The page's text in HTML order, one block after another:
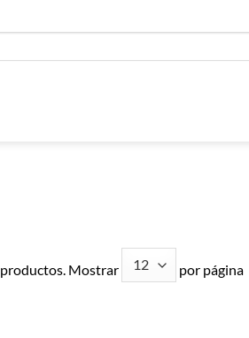
productos. Mostrar por página